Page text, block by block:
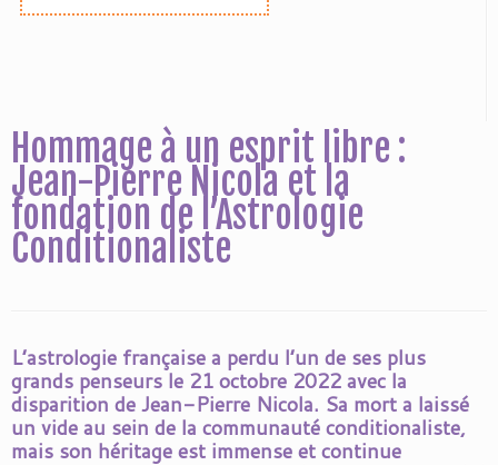
Hommage à un esprit libre :
Jean-Pierre Nicola et la
fondation de l’Astrologie
Conditionaliste
L’astrologie française a perdu l’un de ses plus
grands penseurs le 21 octobre 2022 avec la
disparition de Jean-Pierre Nicola. Sa mort a laissé
un vide au sein de la communauté conditionaliste,
mais son héritage est immense et continue